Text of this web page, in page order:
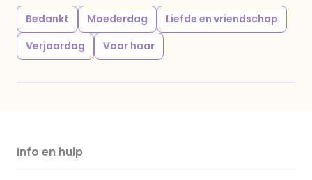
Bedankt Moederdag
Liefde en vriendschap
Verjaardag
Voor haar
Info en hulp